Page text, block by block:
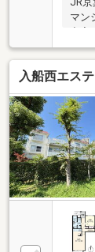
マン
充
オな
用の
ます
い合
入船西エス